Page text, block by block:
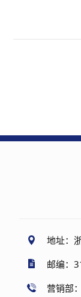
地址：
邮编：
营销部